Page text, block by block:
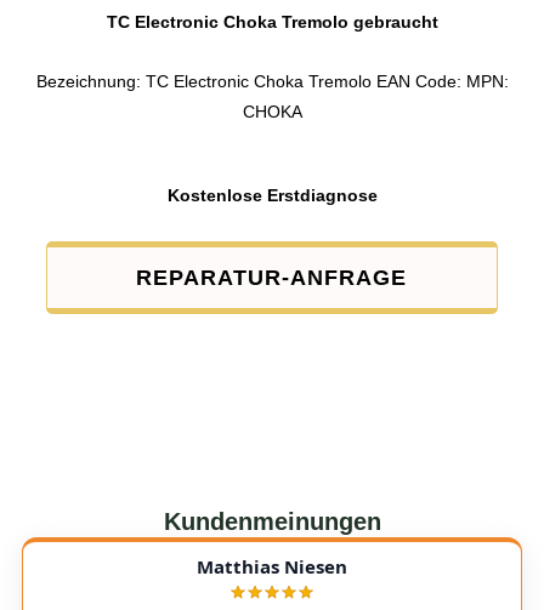
TC Electronic Choka Tremolo gebraucht
Bezeichnung: TC Electronic Choka Tremolo EAN Code: MPN:
CHOKA
Kostenlose Erstdiagnose
REPARATUR-ANFRAGE
Kundenmeinungen
Matthias Niesen